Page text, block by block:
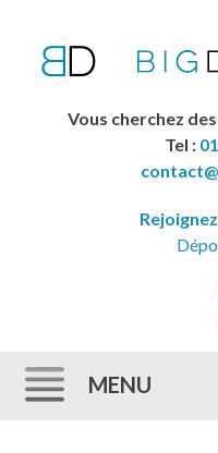
Vous cherchez
Tel :
MENU